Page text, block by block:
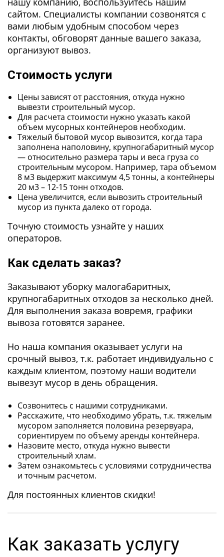
сайтом. Специалисты компании созвонятся с
вами любым удобным способом через
контакты, обговорят данные вашего заказа,
организуют вывоз.
Стоимость услуги
Цены зависят от расстояния, откуда нужно
вывезти строительный мусор.
Для расчета стоимости нужно указать какой
объем мусорных контейнеров необходим.
Тяжелый бытовой мусор вывозится, когда тара
заполнена наполовину, крупногабаритный мусор
— относительно размера тары и веса груза со
строительным мусором. Например, тара объемом
8 м3 выдержит максимум 4,5 тонны, а контейнеры
20 м3 – 12-15 тонн отходов.
Цена увеличится, если вывозить строительный
мусор из пункта далеко от города.
Точную стоимость узнайте у наших
операторов.
Как сделать заказ?
Заказывают уборку малогабаритных,
крупногабаритных отходов за несколько дней.
Для выполнения заказа вовремя, графики
вывоза готовятся заранее.
Но наша компания оказывает услуги на
срочный вывоз, т.к. работает индивидуально с
каждым клиентом, поэтому наши водители
вывезут мусор в день обращения.
Созвонитесь с нашими сотрудниками.
Расскажите, что необходимо убрать, т.к. тяжелым
мусором заполняется половина резервуара,
сориентируем по объему аренды контейнера.
Назовите место, откуда нужно вывести
строительный хлам.
Затем ознакомьтесь с условиями сотрудничества
и точным расчетом.
Для постоянных клиентов скидки!
Как заказать услугу